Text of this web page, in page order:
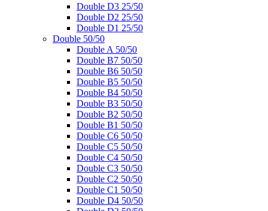
Double D3 25/50
Double D2 25/50
Double D1 25/50
Double 50/50
Double A 50/50
Double B7 50/50
Double B6 50/50
Double B5 50/50
Double B4 50/50
Double B3 50/50
Double B2 50/50
Double B1 50/50
Double C6 50/50
Double C5 50/50
Double C4 50/50
Double C3 50/50
Double C2 50/50
Double C1 50/50
Double D4 50/50